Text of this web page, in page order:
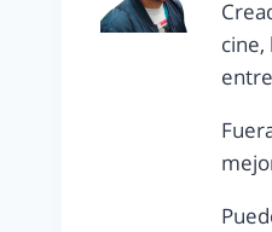
cine,